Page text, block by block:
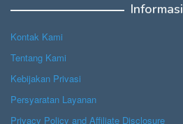
Informasi
Kontak Kami
Tentang Kami
Kebijakan Privasi
Persyaratan Layanan
Privacy Policy and Affiliate Disclosure